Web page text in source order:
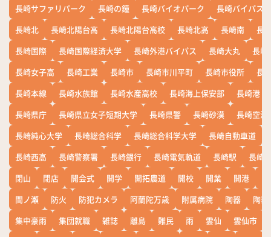
長崎サファリパーク
長崎の鐘 長崎バイオパーク
長崎バイパス
長崎北
長崎北陽台高 長崎北陽台高校 長崎北高 長崎南
長
長崎国際
長崎国際経済大学 長崎外港バイパス 長崎大丸
長崎
長崎女子高
長崎工業 長崎市 長崎市川平町 長崎市役所
長
長崎本線
長崎水族館 長崎水産高校 長崎海上保安部
長崎港
長崎県庁
長崎県立女子短期大学 長崎県警 長崎砂漠
長崎空港
長崎純心大学
長崎総合科学 長崎総合科学大学 長崎自動車道
長崎西高
長崎警察署 長崎銀行 長崎電気軌道 長崎駅
長崎
閉山
閉店 開会式 開学 開拓農道 開校 開業 開港
間ノ瀬
防火 防犯カメラ 阿蘭陀万歳 附属病院 陶器
陶器
集中豪雨
集団就職 雑誌 離島 難民 雨 雲仙 雲仙市